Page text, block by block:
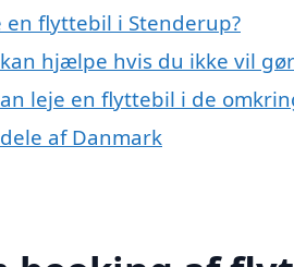
flyttebil i Stenderup?
hjælpe hvis du ikke vil
leje en flyttebil i de
af Danmark